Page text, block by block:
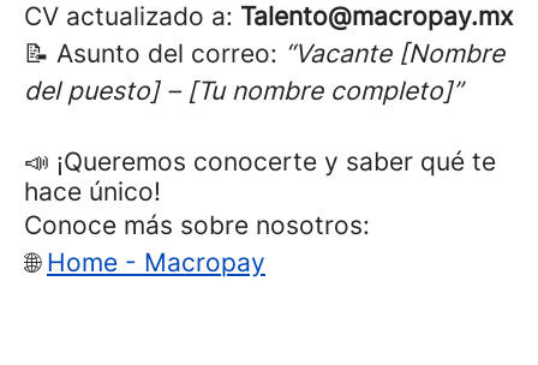
CV actualizado a: Talento@macropay.mx
📝 Asunto del correo: “Vacante [Nombre
del puesto] – [Tu nombre completo]”
📣 ¡Queremos conocerte y saber qué te
hace único!
Conoce más sobre nosotros:
🌐 Home - Macropay